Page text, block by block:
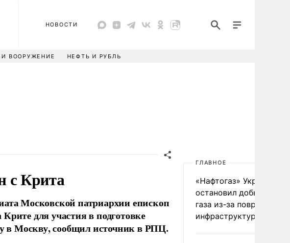
НОВОСТИ
ВООРУЖЕНИЕ НЕФТЬ И РУБЛЬ
с Крита
Московской патриархии епископ
для участия в подготовке
в Москву, сообщил источник в РПЦ.
ГЛАВНОЕ
«Нафтогаз» Украины
остановил добычу
газа из-за повреждения
инфраструктуры